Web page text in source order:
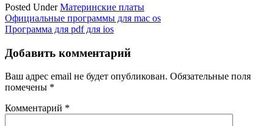
Posted UnderМатеринские платы
Навигация
по
записям
Официальные программы для mac os
Программа для pdf для ios
Добавить комментарий
Ваш адрес email не будет опубликован. Обязательные поля
помечены *
Комментарий *